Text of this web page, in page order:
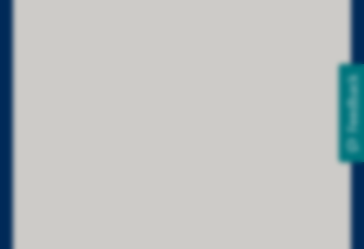
Feedback